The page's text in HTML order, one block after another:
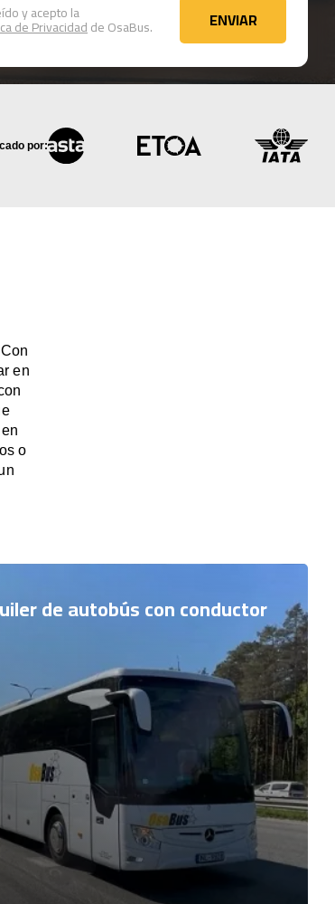
y acepto la
de Privacidadde OsaBus. ENVIAR
ENVIAR
por:
en
o
de autobús con conductor